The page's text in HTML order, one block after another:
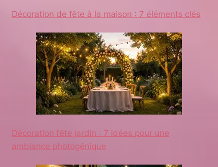
Décoration de fête à la maison : 7 éléments clés
Décoration fête jardin : 7 idées pour une
ambiance photogénique